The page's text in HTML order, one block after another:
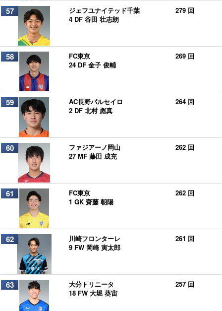
57
ジェフユナイテッド千葉
4 DF 谷田 壮志朗
279 回
58
FC東京
24 DF 金子 俊輔
269 回
59
AC長野パルセイロ
2 DF 北村 彪真
264 回
60
ファジアーノ岡山
27 MF 藤田 成充
262 回
61
FC東京
1 GK 齋藤 朝陽
262 回
62
川崎フロンターレ
9 FW 岡崎 寅太郎
261 回
63
大分トリニータ
18 FW 大堀 葵宙
257 回